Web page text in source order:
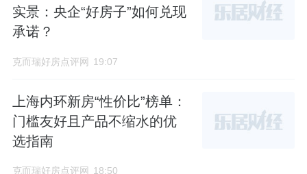
实景：央企“好房子”如何兑现
承诺？
克而瑞好房点评网 19:07
上海内环新房“性价比”榜单：
门槛友好且产品不缩水的优
选指南
克而瑞好房点评网 18:50